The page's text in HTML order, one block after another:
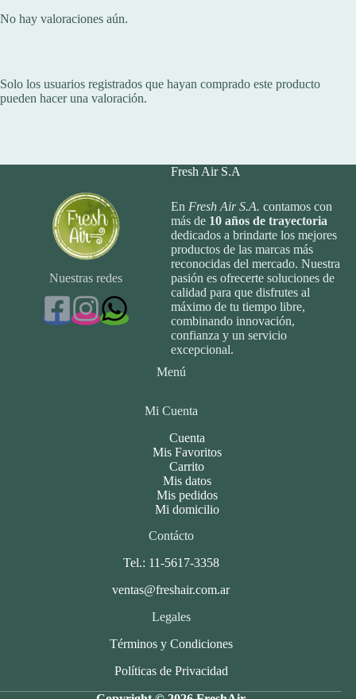
No hay valoraciones aún.
Solo los usuarios registrados que hayan comprado este producto
pueden hacer una valoración.
Nuestras redes
Fresh Air S.A
En Fresh Air S.A. contamos con
más de 10 años de trayectoria
dedicados a brindarte los mejores
productos de las marcas más
reconocidas del mercado. Nuestra
pasión es ofrecerte soluciones de
calidad para que disfrutes al
máximo de tu tiempo libre,
combinando innovación,
confianza y un servicio
excepcional.
Menú
Mi Cuenta
Cuenta
Mis Favoritos
Carrito
Mis datos
Mis pedidos
Mi domicilio
Contácto
Tel.: 11-5617-3358
ventas@freshair.com.ar
Legales
Términos y Condiciones
Políticas de Privacidad